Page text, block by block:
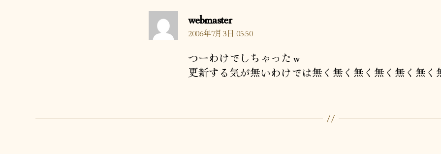
webmasterの
発
2006年7月3日 05:50
つーわけでしちゃったｗ
更新する気が無いわけでは無く無く無く無く無く無く